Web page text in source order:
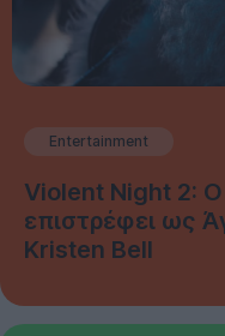
Entertainment
Violent Night 2:
επιστρέφει ως
Kristen Bell